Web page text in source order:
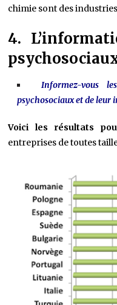
chimie sont des
4.
Informez-vous
psychosociaux et de leur
Voici les résultats
entreprises de toutes